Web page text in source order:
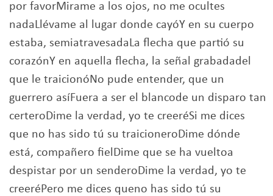
por favorMirame a los ojos, no me ocultes
nadaLlévame al lugar donde cayóY en su cuerpo
estaba, semiatravesadaLa flecha que partió su
corazónY en aquella flecha, la señal grabadadel
que le traicionóNo pude entender, que un
guerrero asíFuera a ser el blancode un disparo tan
certeroDime la verdad, yo te creeréSi me dices
que no has sido tú su traicioneroDime dónde
está, compañero fielDime que se ha vueltoa
despistar por un senderoDime la verdad, yo te
creeréPero me dices queno has sido tú su